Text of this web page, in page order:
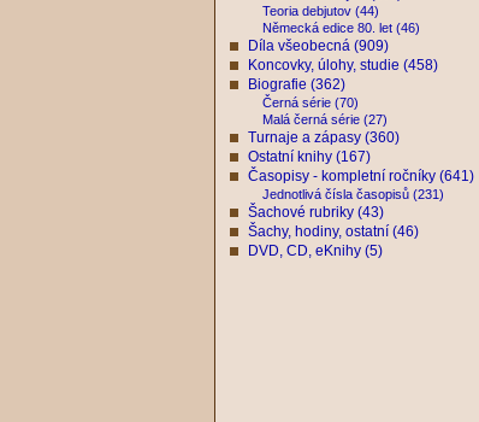
Teoria debjutov (44)
Německá edice 80. let (46)
Díla všeobecná (909)
Koncovky, úlohy, studie (458)
Biografie (362)
Černá série (70)
Malá černá série (27)
Turnaje a zápasy (360)
Ostatní knihy (167)
Časopisy - kompletní ročníky (641)
Jednotlivá čísla časopisů (231)
Šachové rubriky (43)
Šachy, hodiny, ostatní (46)
DVD, CD, eKnihy (5)